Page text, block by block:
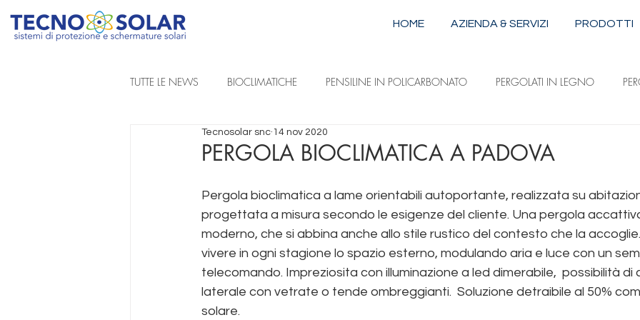
HOME AZIENDA & SERVIZI PRODOTTI
TUTTE LE NEWS BIOCLIMATICHE PENSILINE IN POLICARBONATO PERGOLATI IN LEGNO
REALIZZAZIONI A PROGETTO STRUTTURE IN ALLUMINIO E ACCIAIO
TENDE DA SOLE A BRACCIA ESTENSIBILI TENDE DA SOLE A DISCESA VERTICALE TENDE DA SOLE
TENDE TECNICHE
PERGOLA BIOCLIMATICA A PADOVA
Tecnosolar snc 14 nov 2020
Pergola bioclimatica a lame orientabili autoportante, realizzata su
progettata a misura secondo le esigenze del cliente. Una pergola
moderno, che si abbina anche allo stile rustico del contesto che la
vivere in ogni stagione lo spazio esterno, modulando aria e luce con un
telecomando. Impreziosita con illuminazione a led dimerabile,  possibilità di
laterale con vetrate o tende ombreggianti.  Soluzione detraibile al 50%
solare.